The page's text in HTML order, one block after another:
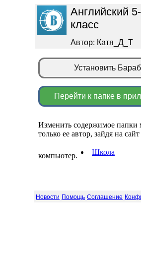
Английский
класс
Автор: Катя_Д_Т
Установить
Перейти к папке в
Изменить содержимое папки
только ее автор, зайдя на сайт
компьютер. Школа
Новости Помощь Соглашение